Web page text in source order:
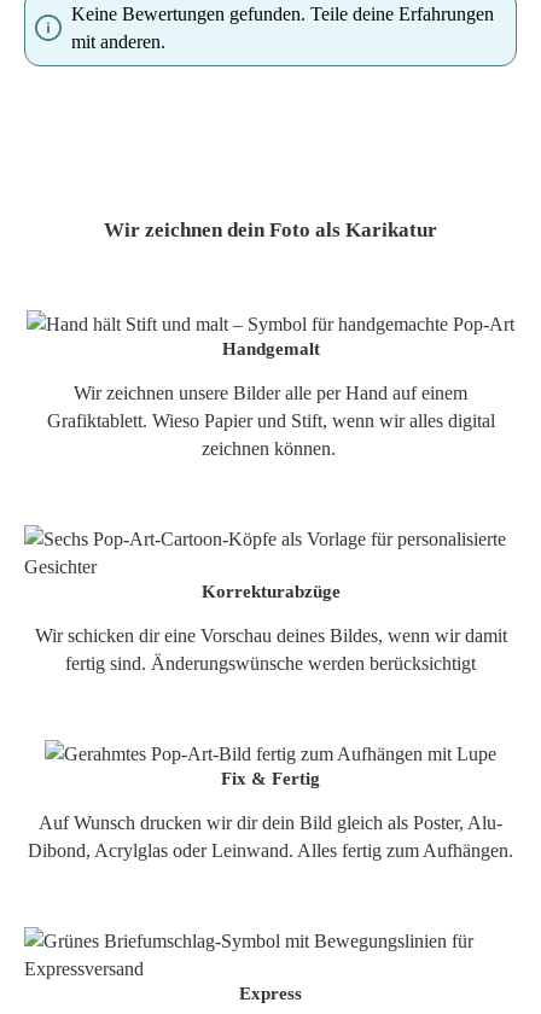
Keine Bewertungen gefunden. Teile deine Erfahrungen
mit anderen.
Wir zeichnen dein Foto als Karikatur
Handgemalt
Wir zeichnen unsere Bilder alle per Hand auf einem
Grafiktablett. Wieso Papier und Stift, wenn wir alles digital
zeichnen können.
Korrekturabzüge
Wir schicken dir eine Vorschau deines Bildes, wenn wir damit
fertig sind. Änderungswünsche werden berücksichtigt
Fix & Fertig
Auf Wunsch drucken wir dir dein Bild gleich als Poster, Alu-
Dibond, Acrylglas oder Leinwand. Alles fertig zum Aufhängen.
Express